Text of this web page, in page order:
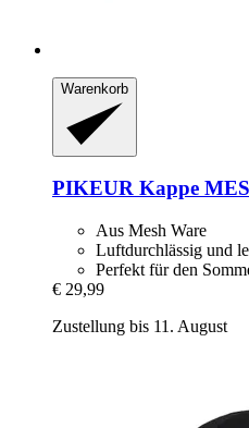
Warenkorb
PIKEUR Kappe
Aus Mesh Ware
Luftdurchlässig und
Perfekt für den
€ 29,99
Zustellung bis 11. August